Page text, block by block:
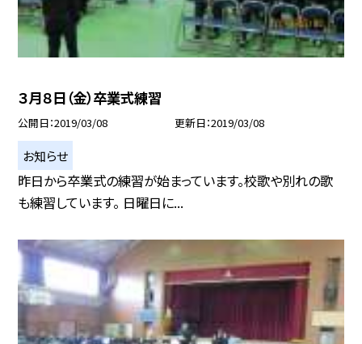
３月８日（金）卒業式練習
公開日 2019/03/08 更新日 2019/03/08
お知らせ
昨日から卒業式の練習が始まっています。校歌や別れの歌
も練習しています。 日曜日に...